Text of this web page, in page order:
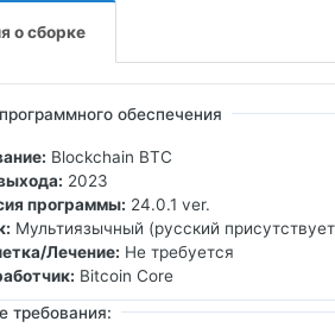
о сборке
обеспечения
Blockchain BTC
2023
программы: 24.0.1 ver.
Мультиязычный (русский
Лечение: Не требуется
Bitcoin Core
требования: